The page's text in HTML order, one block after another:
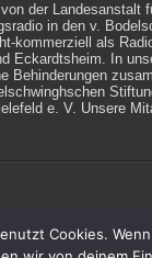
der Landesanstalt
in den v.
kommerziell als
Eckardtsheim. In
Behinderungen
e. V. Unsere
Impressum|
Cookies.